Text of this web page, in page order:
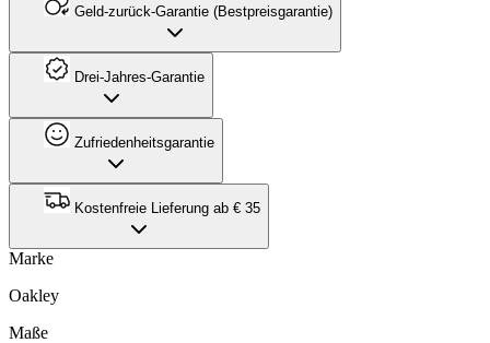
Geld-zurück-Garantie (Bestpreisgarantie)
Drei-Jahres-Garantie
Zufriedenheitsgarantie
Kostenfreie Lieferung ab € 35
Marke
Oakley
Maße